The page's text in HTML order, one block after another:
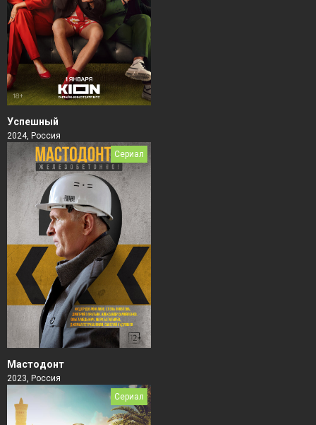
Успешный
2024, Россия
Сериал
Мастодонт
2023, Россия
Сериал